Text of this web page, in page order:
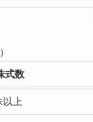
式数
以上